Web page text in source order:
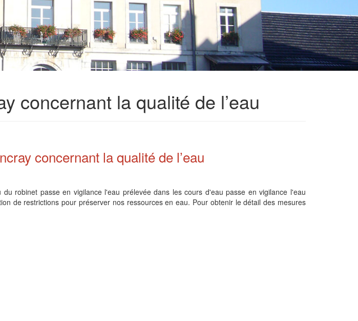
concernant la qualité de l’eau
concernant la qualité de l’eau
robinet passe en vigilance l'eau prélevée dans les cours d'eau passe en vigilance l'eau
de restrictions pour préserver nos ressources en eau. Pour obtenir le détail des mesures